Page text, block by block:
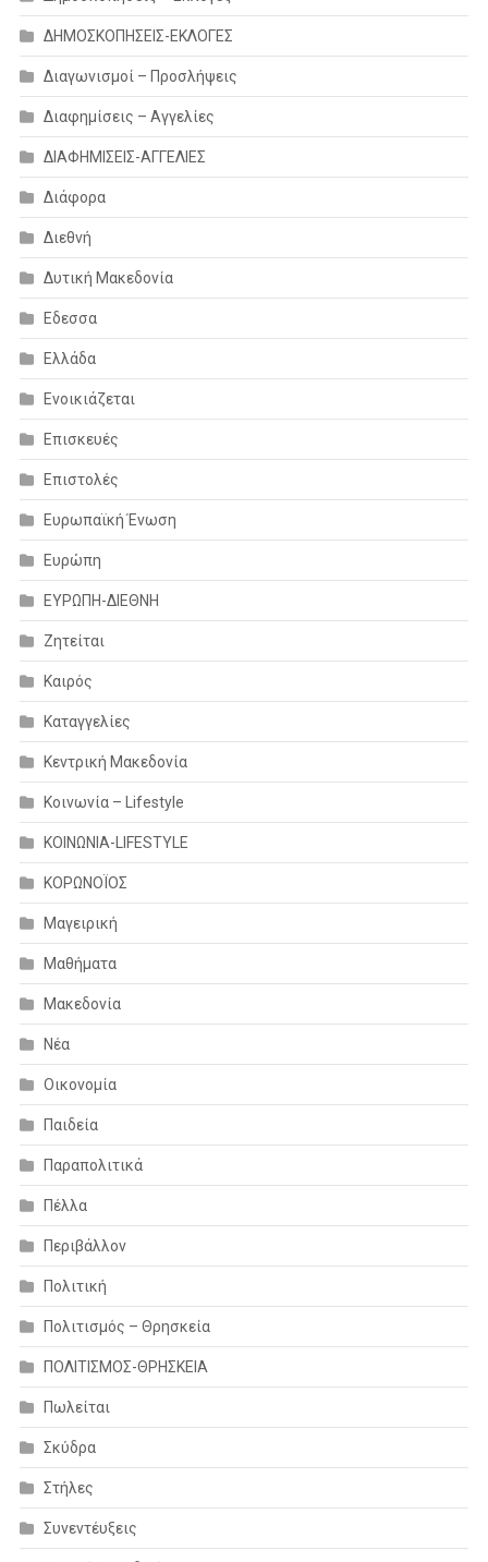
ΔΗΜΟΣΚΟΠΗΣΕΙΣ-ΕΚΛΟΓΕΣ
Διαγωνισμοί – Προσλήψεις
Διαφημίσεις – Αγγελίες
ΔΙΑΦΗΜΙΣΕΙΣ-ΑΓΓΕΛΙΕΣ
Διάφορα
Διεθνή
Δυτική Μακεδονία
Εδεσσα
Ελλάδα
Ενοικιάζεται
Επισκευές
Επιστολές
Ευρωπαϊκή Ένωση
Ευρώπη
ΕΥΡΩΠΗ-ΔΙΕΘΝΗ
Ζητείται
Καιρός
Καταγγελίες
Κεντρική Μακεδονία
Κοινωνία – Lifestyle
ΚΟΙΝΩΝΙΑ-LIFESTYLE
ΚΟΡΩΝΟΪΟΣ
Μαγειρική
Μαθήματα
Μακεδονία
Νέα
Οικονομία
Παιδεία
Παραπολιτικά
Πέλλα
Περιβάλλον
Πολιτική
Πολιτισμός – Θρησκεία
ΠΟΛΙΤΙΣΜΟΣ-ΘΡΗΣΚΕΙΑ
Πωλείται
Σκύδρα
Στήλες
Συνεντέυξεις